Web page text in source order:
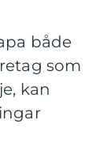
både
som
kan